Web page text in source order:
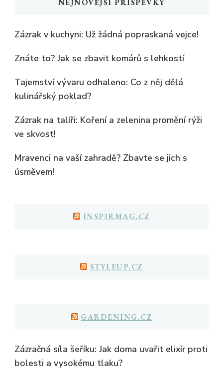
NEJNOVĚJŠÍ PŘÍSPĚVKY
Zázrak v kuchyni: Už žádná popraskaná vejce!
Znáte to? Jak se zbavit komárů s lehkostí
Tajemství vývaru odhaleno: Co z něj dělá
kulinářský poklad?
Zázrak na talíři: Koření a zelenina promění rýži
ve skvost!
Mravenci na vaší zahradě? Zbavte se jich s
úsměvem!
INSPIRMAG.CZ
STYLEUP.CZ
GARDENING.CZ
Zázračná síla šeříku: Jak doma uvařit elixír proti
bolesti a vysokému tlaku?